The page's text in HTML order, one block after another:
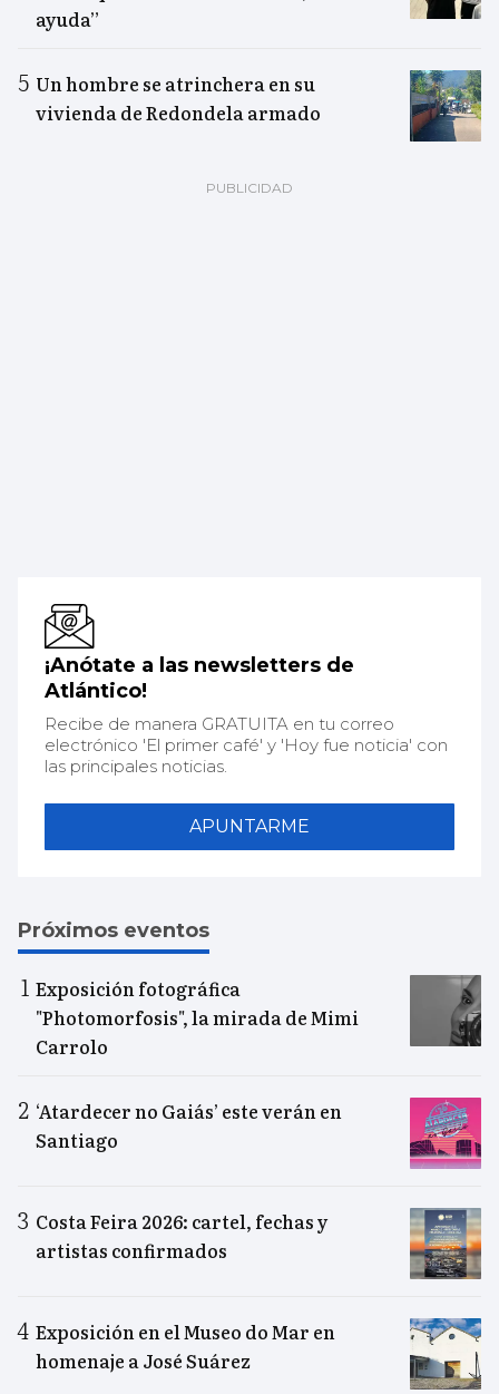
ayuda”
Un hombre se atrinchera en su
vivienda de Redondela armado
¡Anótate a las newsletters de
Atlántico!
Recibe de manera GRATUITA en tu correo
electrónico 'El primer café' y 'Hoy fue noticia' con
las principales noticias.
APUNTARME
Próximos eventos
Exposición fotográfica
"Photomorfosis", la mirada de Mimi
Carrolo
‘Atardecer no Gaiás’ este verán en
Santiago
Costa Feira 2026: cartel, fechas y
artistas confirmados
Exposición en el Museo do Mar en
homenaje a José Suárez